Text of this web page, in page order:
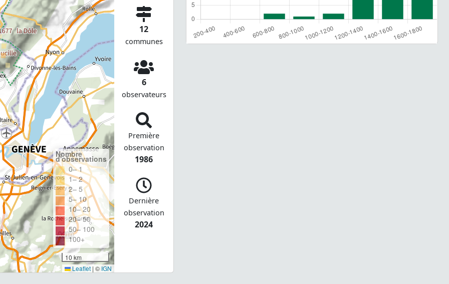
Nombre
d'observations
0– 1
1– 2
2– 5
5– 10
10– 20
20– 50
50– 100
100+
10 km
Leaflet | © IGN
12
communes
6
observateurs
Première
observation
1986
Dernière
observation
2024